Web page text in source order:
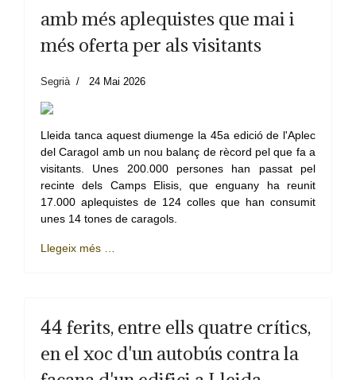
amb més aplequistes que mai i
més oferta per als visitants
Segrià 24 Mai 2026
Lleida tanca aquest diumenge la 45a edició de l'Aplec
del Caragol amb un nou balanç de rècord pel que fa a
visitants. Unes 200.000 persones han passat pel
recinte dels Camps Elisis, que enguany ha reunit
17.000 aplequistes de 124 colles que han consumit
unes 14 tones de caragols.
Llegeix més …
44 ferits, entre ells quatre crítics,
en el xoc d'un autobús contra la